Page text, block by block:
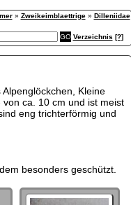
» Zweikeimblaettrige» Dilleniidae
Verzeichnis [?]
Kleine
ca. 10 cm und ist meist
eng trichterförmig und
besonders geschützt.